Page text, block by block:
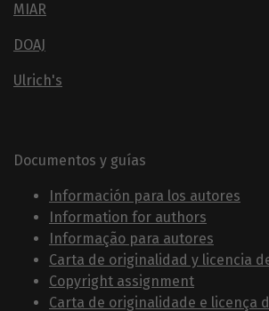
MIAR
DOAJ
Ulrich's
Documentos y guías
Información para los autores
Information for authors
Informação para autores
Carta de originalidad y licencia
Copyright assignment
Carta de originalidade e licença